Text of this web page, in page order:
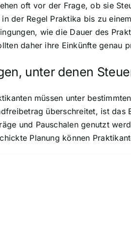
oft vor der Frage, ob sie
der Regel Praktika bis zu
wie die Dauer des
daher ihre Einkünfte genau
unter denen
müssen unter
überschreitet, ist
und Pauschalen genutzt
Planung können